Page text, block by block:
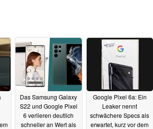
Das Samsung Galaxy
S22 und Google Pixel
6 verlieren deutlich
schneller an Wert als
Google Pixel 6a: Ein
Leaker nennt
schwächere Specs als
erwartet, kurz vor dem